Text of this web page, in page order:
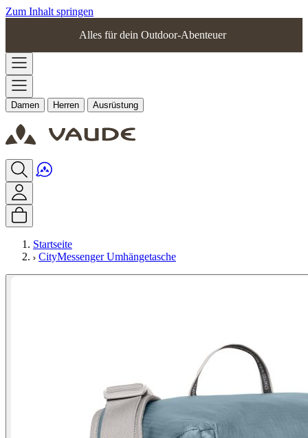
Zum Inhalt springen
Alles für dein Outdoor-Abenteuer
Damen Herren Ausrüstung
Startseite
CityMessenger Umhängetasche